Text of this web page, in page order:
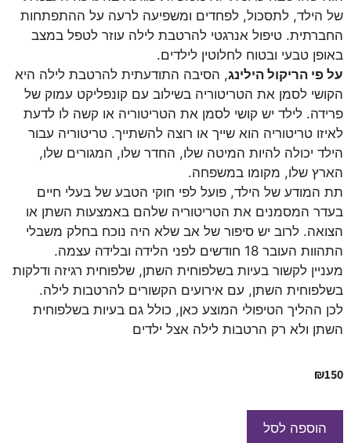
של הילד, לתסכול, לפחדים ומשפיעה לרעה על ההתפתחות
החברתית. טיפול אנרגטי להרטבת לילה עוזר לטפל במצב
באופן טבעי ובטוח לחלוטין לילדים.
על פי הריקול הילינג, הסיבה התודעתית להרטבת לילה היא
הקושי לסמן את הטריטוריה בשילוב עם קונפליקט עמוק של
פרידה. לילד יש קושי לסמן את הטריטוריה או קשה לו לדעת
לאיזו טריטוריה הוא שייך או רוצה להשתייך. טריטוריה עבור
הילד יכולה להיות המיטה שלו, החדר שלו, המגורים שלו,
הארץ שלו, מקומו במשפחה.
תת המודע של הילד, פועל לפי חוקי הטבע של בעלי חיים
בעדר המסמנים את הטריטוריה שלהם באמצעות השתן או
הצואה. לרוב יש סיפור של אב שלא היה נוכח בחלק משבלי
התהוות העובר 18 חודשים לפני הלידה ובלידה עצמה.
מעניין לקשור בעיות בשלפוחית השתן, שלפוחית רגיזה ודלקות
בשלפוחית השתן, עם אירועים הקשורים להרטבות לילה.
לכן ההליך הטיפולי המוצע כאן, כולל גם בעיות בשלפוחית
השתן ולא רק הרטבות לילה אצל ילדים
₪150
הוספה לסל